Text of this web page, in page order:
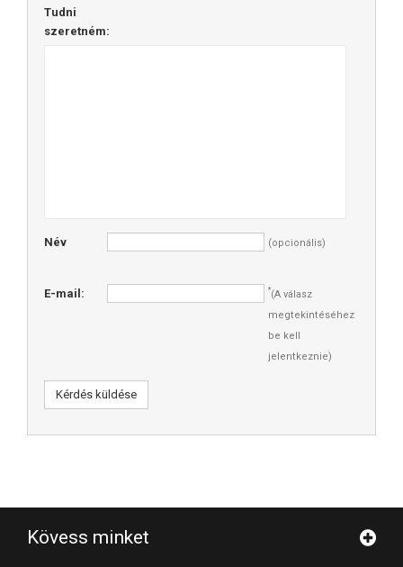
Tudni
szeretném:
Név (opcionális)
E-mail: *(A válasz
megtekintéséhez
be kell
jelentkeznie)
Kérdés küldése
Kövess minket